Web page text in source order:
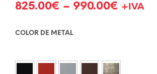
825.00€ – 990.00€ +IVA
COLOR DE METAL